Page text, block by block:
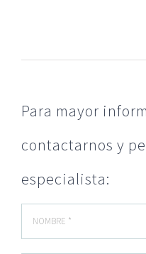
Para mayor
contactarnos y
especialista: